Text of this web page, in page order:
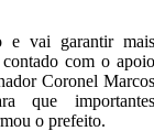
e vai garantir mais
com o apoio
Coronel Marcos
que importantes
o prefeito.